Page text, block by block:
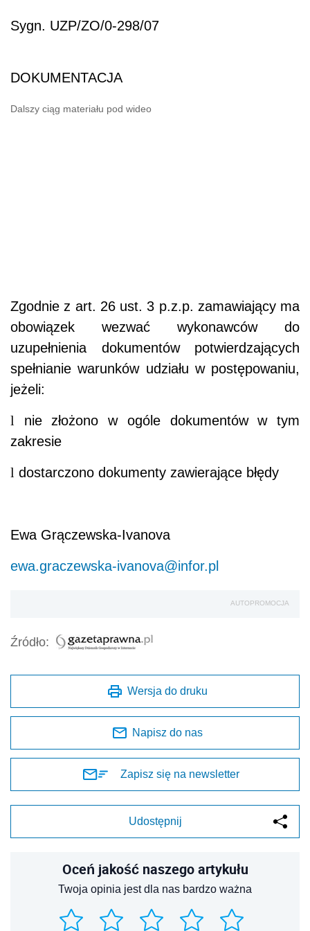
Sygn. UZP/ZO/0-298/07
DOKUMENTACJA
Dalszy ciąg materiału pod wideo
Zgodnie z art. 26 ust. 3 p.z.p. zamawiający ma
obowiązek wezwać wykonawców do
uzupełnienia dokumentów potwierdzających
spełnianie warunków udziału w postępowaniu,
jeżeli:
l nie złożono w ogóle dokumentów w tym
zakresie
l dostarczono dokumenty zawierające błędy
Ewa Grączewska-Ivanova
ewa.graczewska-ivanova@infor.pl
AUTOPROMOCJA
Źródło:
Wersja do druku
Napisz do nas
Zapisz się na newsletter
Udostępnij
Oceń jakość naszego artykułu
Twoja opinia jest dla nas bardzo ważna